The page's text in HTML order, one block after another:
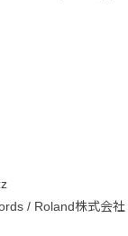
/ Roland株式会社